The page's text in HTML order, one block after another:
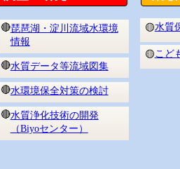
🔴琵琶湖・淀川流域水環境
情報
🔴水質データ等流域図集
🔴水環境保全対策の検討
🔴水質浄化技術の開発
（Biyoセンター）
🟡水質
🟡こど